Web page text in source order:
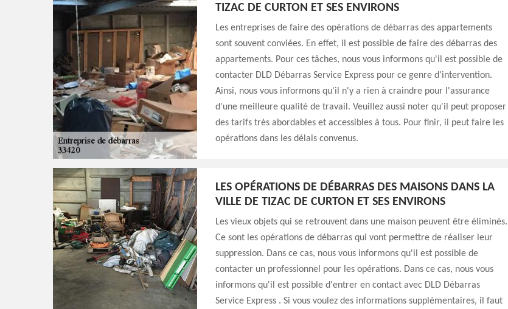
TIZAC DE CURTON ET SES ENVIRONS
Les entreprises de faire des opérations de débarras des appartements
sont souvent conviées. En effet, il est possible de faire des débarras des
appartements. Pour ces tâches, nous vous informons qu'il est possible de
contacter DLD Débarras Service Express pour ce genre d'intervention.
Ainsi, nous vous informons qu'il n'y a rien à craindre pour l'assurance
d'une meilleure qualité de travail. Veuillez aussi noter qu'il peut proposer
des tarifs très abordables et accessibles à tous. Pour finir, il peut faire les
opérations dans les délais convenus.
LES OPÉRATIONS DE DÉBARRAS DES MAISONS DANS LA
VILLE DE TIZAC DE CURTON ET SES ENVIRONS
Les vieux objets qui se retrouvent dans une maison peuvent être éliminés.
Ce sont les opérations de débarras qui vont permettre de réaliser leur
suppression. Dans ce cas, nous vous informons qu'il est possible de
contacter un professionnel pour les opérations. Dans ce cas, nous vous
informons qu'il est possible d'entrer en contact avec DLD Débarras
Service Express . Si vous voulez des informations supplémentaires, il faut